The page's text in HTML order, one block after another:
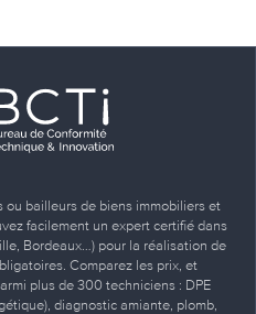
ou bailleurs de biens immobiliers et
facilement un expert certifié dans
Bordeaux…) pour la réalisation de
Comparez les prix, et
plus de 300 techniciens : DPE
diagnostic amiante, plomb,